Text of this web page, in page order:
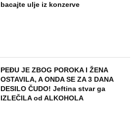
bacajte ulje iz konzerve
PEĐU JE ZBOG POROKA I ŽENA
OSTAVILA, A ONDA SE ZA 3 DANA
DESILO ČUDO! Jeftina stvar ga
IZLEČILA od ALKOHOLA